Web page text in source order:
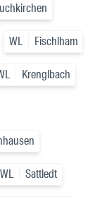
WL Fischlham
Krenglbach
WL Sattledt